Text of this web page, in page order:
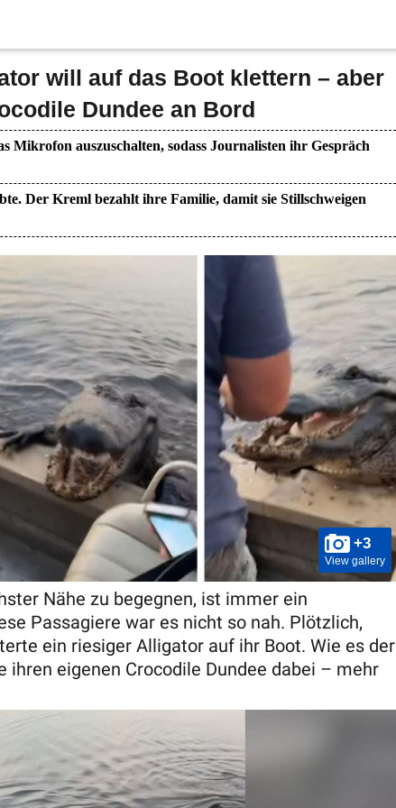
will auf das Boot klettern – aber
Dundee an Bord
Mikrofon auszuschalten, sodass Journalisten ihr Gespräch
Der Kreml bezahlt ihre Familie, damit sie Stillschweigen
+3
View gallery
Nähe zu begegnen, ist immer ein
Passagiere war es nicht so nah. Plötzlich,
ein riesiger Alligator auf ihr Boot. Wie es der
ihren eigenen Crocodile Dundee dabei – mehr